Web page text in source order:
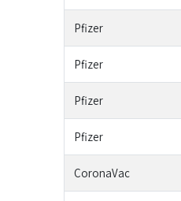
Pfizer
Pfizer
Pfizer
Pfizer
CoronaVac